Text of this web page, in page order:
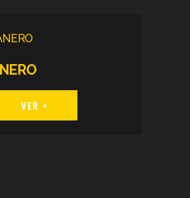
VER +